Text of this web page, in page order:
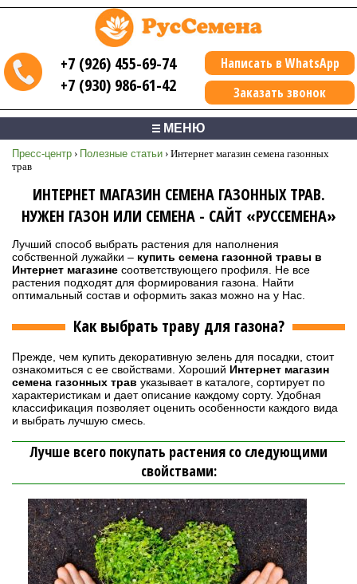
+7 (926) 455-69-74
+7 (930) 986-61-42
Написать в WhatsApp
Заказать звонок
МЕНЮ
Пресс-центр › Полезные статьи › Интернет магазин семена газонных
трав
ИНТЕРНЕТ МАГАЗИН СЕМЕНА ГАЗОННЫХ ТРАВ.
НУЖЕН ГАЗОН ИЛИ СЕМЕНА - САЙТ «РУССЕМЕНА»
Лучший способ выбрать растения для наполнения
собственной лужайки – купить семена газонной травы в
Интернет магазине соответствующего профиля. Не все
растения подходят для формирования газона. Найти
оптимальный состав и оформить заказ можно на у Нас.
Как выбрать траву для газона?
Прежде, чем купить декоративную зелень для посадки, стоит
ознакомиться с ее свойствами. Хороший Интернет магазин
семена газонных трав указывает в каталоге, сортирует по
характеристикам и дает описание каждому сорту. Удобная
классификация позволяет оценить особенности каждого вида
и выбрать лучшую смесь.
Лучше всего покупать растения со следующими
свойствами: